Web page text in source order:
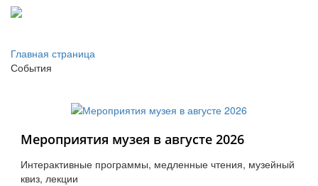
Главная страница
События
Мероприятия музея в августе 2026
Интерактивные программы, медленные чтения, музейный
квиз, лекции